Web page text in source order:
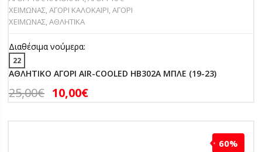
ΧΕΙΜΩΝΑΣ,ΑΓΟΡΙ ΚΑΛΟΚΑΙΡΙ,ΑΓΟΡΙ
ΧΕΙΜΩΝΑΣ,ΑΘΛΗΤΙΚΑ
Διαθέσιμα νούμερα:
22
ΑΘΛΗΤΙΚΟ ΑΓΟΡΙ AIR-COOLED HB302A ΜΠΛΕ (19-23)
25,00€ 10,00€
60%